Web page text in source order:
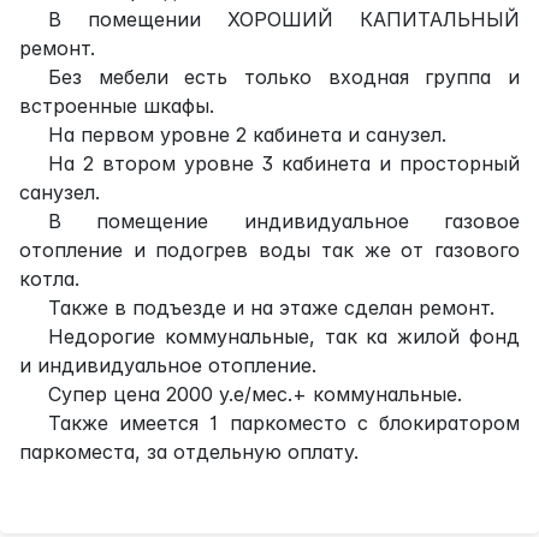
В помещении ХОРОШИЙ КАПИТАЛЬНЫЙ
ремонт.
Без мебели есть только входная группа и
встроенные шкафы.
На первом уровне 2 кабинета и санузел.
На 2 втором уровне 3 кабинета и просторный
санузел.
В помещение индивидуальное газовое
отопление и подогрев воды так же от газового
котла.
Также в подъезде и на этаже сделан ремонт.
Недорогие коммунальные, так ка жилой фонд
и индивидуальное отопление.
Супер цена 2000 у.е/мес.+ коммунальные.
Также имеется 1 паркоместо с блокиратором
паркоместа, за отдельную оплату.